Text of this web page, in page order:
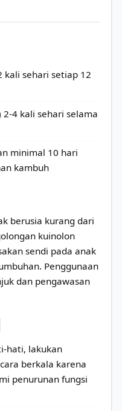
kali sehari setiap 12
2-4 kali sehari selama
minimal 10 hari
kambuh
berusia kurang dari
kuinolon
sendi pada anak
Penggunaan
dan pengawasan
hati, lakukan
berkala karena
penurunan fungsi